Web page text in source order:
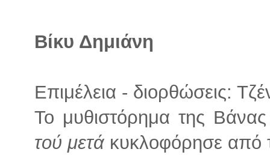
Βίκυ Δημιάνη
Επιμέλεια - διορθώσεις:
Το μυθιστόρημα της
τού μετά κυκλοφόρησε από